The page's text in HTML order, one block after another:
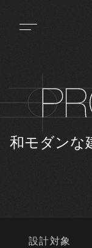
和モダンな
設計対象